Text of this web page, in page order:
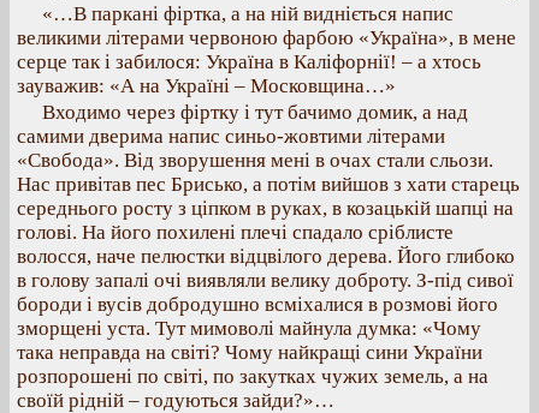
«…В паркані фіртка, а на ній видніється напис
великими літерами червоною фарбою «Україна», в мене
серце так і забилося: Україна в Каліфорнії! – а хтось
зауважив: «А на Україні – Московщина…»
Входимо через фіртку і тут бачимо домик, а над
самими дверима напис синьо-жовтими літерами
«Свобода». Від зворушення мені в очах стали сльози.
Нас привітав пес Брисько, а потім вийшов з хати старець
середнього росту з ціпком в руках, в козацькій шапці на
голові. На його похилені плечі спадало сріблисте
волосся, наче пелюстки відцвілого дерева. Його глибоко
в голову запалі очі виявляли велику доброту. З-під сивої
бороди і вусів добродушно всміхалися в розмові його
зморщені уста. Тут мимоволі майнула думка: «Чому
така неправда на світі? Чому найкращі сини України
розпорошені по світі, по закутках чужих земель, а на
своїй рідній – годуються зайди?»…